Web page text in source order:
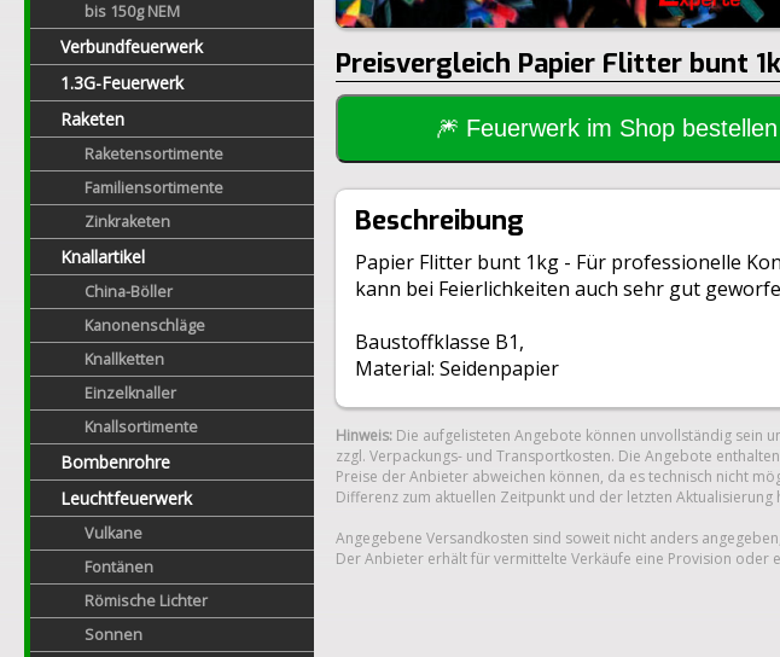
bis 150g NEM
Verbundfeuerwerk
1.3G-Feuerwerk
Raketen
Raketensortimente
Familiensortimente
Zinkraketen
Knallartikel
China-Böller
Kanonenschläge
Knallketten
Einzelknaller
Knallsortimente
Bombenrohre
Leuchtfeuerwerk
Vulkane
Fontänen
Römische Lichter
Sonnen
Preisvergleich Papier Flitter bunt
🎆 Feuerwerk im Shop bestellen
Beschreibung
Papier Flitter bunt 1kg - Für professionelle
kann bei Feierlichkeiten auch sehr gut
Baustoffklasse B1,
Material: Seidenpapier
Hinweis: Die aufgelisteten Angebote können unvollständig sein
zzgl. Verpackungs- und Transportkosten. Die Angebote
Preise der Anbieter abweichen können, da es technisch nicht
Differenz zum aktuellen Zeitpunkt und der letzten
Angegebene Versandkosten sind soweit nicht anders
Der Anbieter erhält für vermittelte Verkäufe eine Provision oder